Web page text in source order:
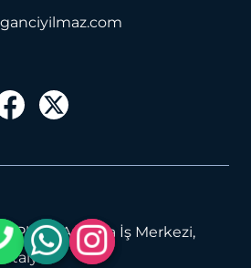
Platin Antalya İş Merkezi,